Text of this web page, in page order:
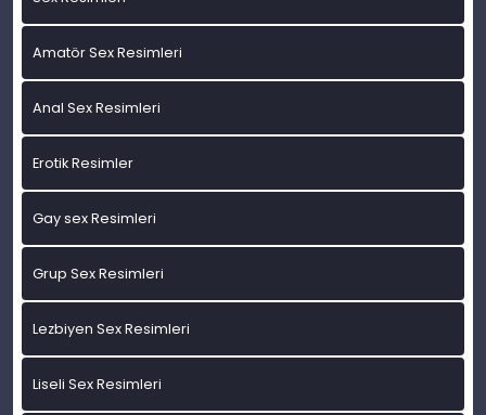
Amatör Sex Resimleri
Anal Sex Resimleri
Erotik Resimler
Gay sex Resimleri
Grup Sex Resimleri
Lezbiyen Sex Resimleri
Liseli Sex Resimleri